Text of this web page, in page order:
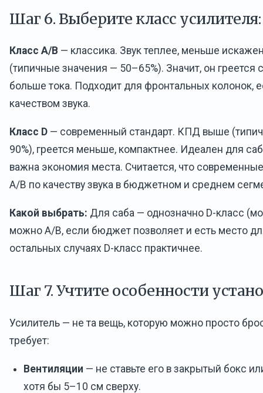
Шаг 6. Выберите класс
Класс A/B — классика. Звук теплее, меньше
(типичные значения — 50–65%). Значит, он греется
больше тока. Подходит для фронтальных колонок,
качеством звука.
Класс D — современный стандарт. КПД выше
90%), греется меньше, компактнее. Идеален для
важна экономия места. Считается, что
A/B по качеству звука в бюджетном и среднем
Какой выбрать: Для саба — однозначно D-класс
можно A/B, если бюджет позволяет и есть место
остальных случаях D-класс практичнее.
Шаг 7. Учтите особенности
Усилитель — не та вещь, которую можно просто
требует:
Вентиляции — не ставьте его в закрытый бокс
хотя бы 5–10 см сверху.